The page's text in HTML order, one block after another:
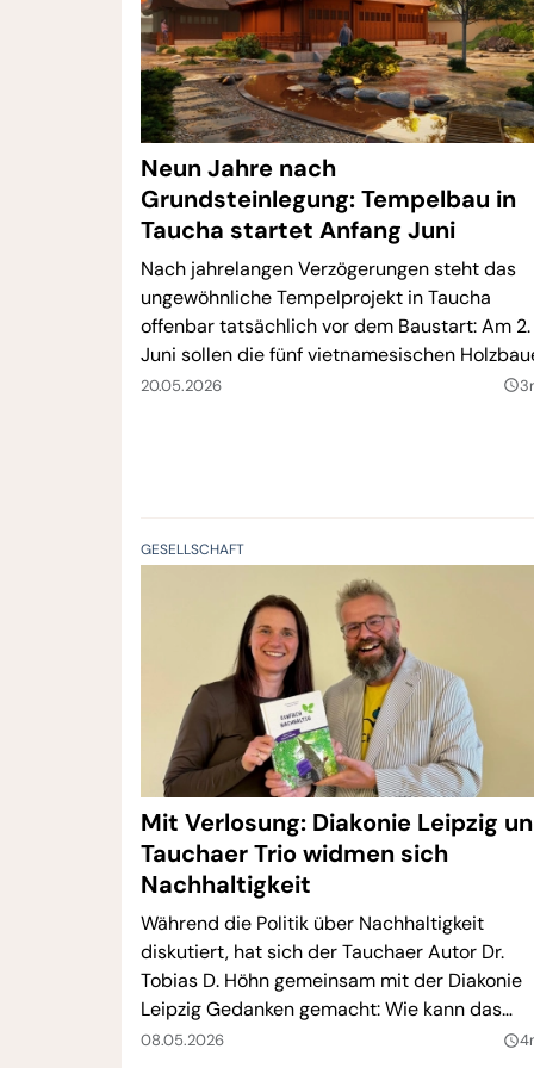
Neun Jahre nach
Grundsteinlegung: Tempelbau in
Taucha startet Anfang Juni
Nach jahrelangen Verzögerungen steht das
ungewöhnliche Tempelprojekt in Taucha
offenbar tatsächlich vor dem Baustart: Am 2.
Juni sollen die fünf vietnamesischen
in Deutschland ankommen. Damit soll eines
20.05.2026 query_builder
GESELLSCHAFT
Mit Verlosung: Diakonie Leipzig
Tauchaer Trio widmen sich
Nachhaltigkeit
Während die Politik über Nachhaltigkeit
diskutiert, hat sich der Tauchaer Autor Dr.
Tobias D. Höhn gemeinsam mit der Diakonie
Leipzig Gedanken gemacht: Wie kann das
komplexe Thema anschaulich erklärt und in
08.05.2026 query_builder